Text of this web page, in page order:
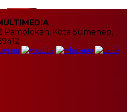
Pamolokan, Kota Sumenep,